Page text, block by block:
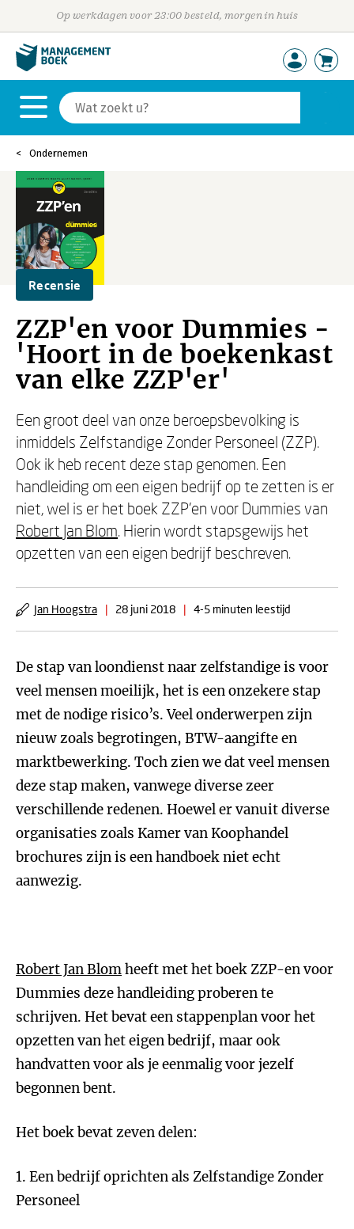
Op werkdagen voor 23:00 besteld, morgen in huis
Ondernemen
Recensie
ZZP'en voor Dummies -
'Hoort in de boekenkast
van elke ZZP'er'
Een groot deel van onze beroepsbevolking is
inmiddels Zelfstandige Zonder Personeel (ZZP).
Ook ik heb recent deze stap genomen. Een
handleiding om een eigen bedrijf op te zetten is er
niet, wel is er het boek ZZP’en voor Dummies van
Robert Jan Blom. Hierin wordt stapsgewijs het
opzetten van een eigen bedrijf beschreven.
Jan Hoogstra | 28 juni 2018 | 4-5 minuten leestijd
De stap van loondienst naar zelfstandige is voor
veel mensen moeilijk, het is een onzekere stap
met de nodige risico’s. Veel onderwerpen zijn
nieuw zoals begrotingen, BTW-aangifte en
marktbewerking. Toch zien we dat veel mensen
deze stap maken, vanwege diverse zeer
verschillende redenen. Hoewel er vanuit diverse
organisaties zoals Kamer van Koophandel
brochures zijn is een handboek niet echt
aanwezig.
Robert Jan Blomheeft met het boek ZZP-en voor
Dummies deze handleiding proberen te
schrijven. Het bevat een stappenplan voor het
opzetten van het eigen bedrijf, maar ook
handvatten voor als je eenmalig voor jezelf
begonnen bent.
Het boek bevat zeven delen:
1. Een bedrijf oprichten als Zelfstandige Zonder
Personeel